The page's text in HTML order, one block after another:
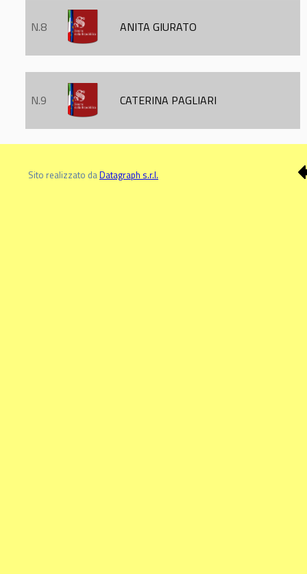
N.8 ANITA GIURATO
N.9 CATERINA PAGLIARI
Sito realizzato daDatagraph s.r.l.